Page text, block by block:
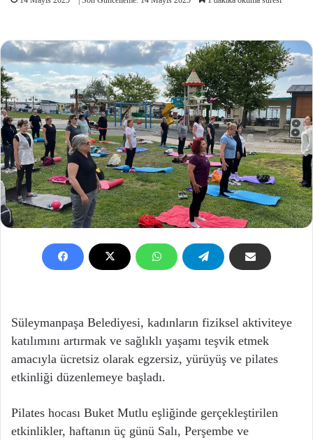
Süleymanpaşa Belediyesi, kadınların fiziksel aktiviteye
katılımını artırmak ve sağlıklı yaşamı teşvik etmek
amacıyla ücretsiz olarak egzersiz, yürüyüş ve pilates
etkinliği düzenlemeye başladı.
Pilates hocası Buket Mutlu eşliğinde gerçekleştirilen
etkinlikler, haftanın üç günü Salı, Perşembe ve